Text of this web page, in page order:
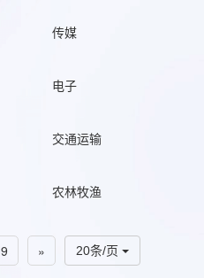
传媒
电子
交通运输
农林牧渔
20条/页
9 »